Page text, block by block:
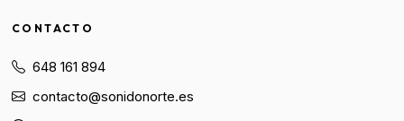
CONTACTO
648 161 894
contacto@sonidonorte.es